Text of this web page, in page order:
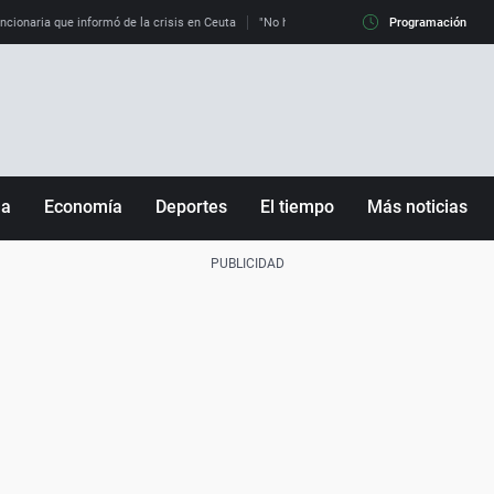
que informó de la crisis en Ceuta "No hay mafias, que no nos engañen":
Programación
Economía Deportes El tiempo Más noticias